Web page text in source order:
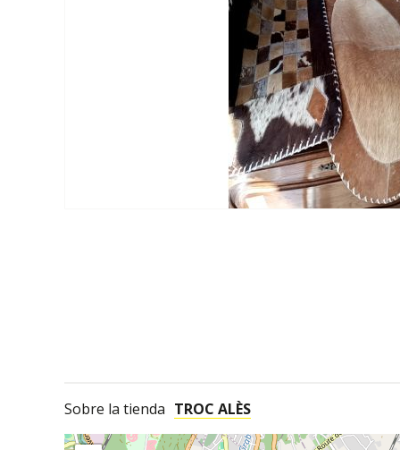
Sobre la tienda TROC ALÈS